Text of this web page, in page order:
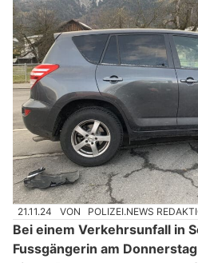
21.11.24 VON POLIZEI.NEWS
Bei einem Verkehrsunfall in
Fussgängerin am